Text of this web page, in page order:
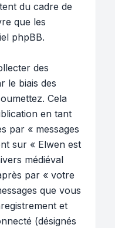
du cadre de
que les
phpBB.
des
le biais des
Cela
en tant
par « messages
sur « Elwen est
médiéval
par « votre
que vous
et
(désignés